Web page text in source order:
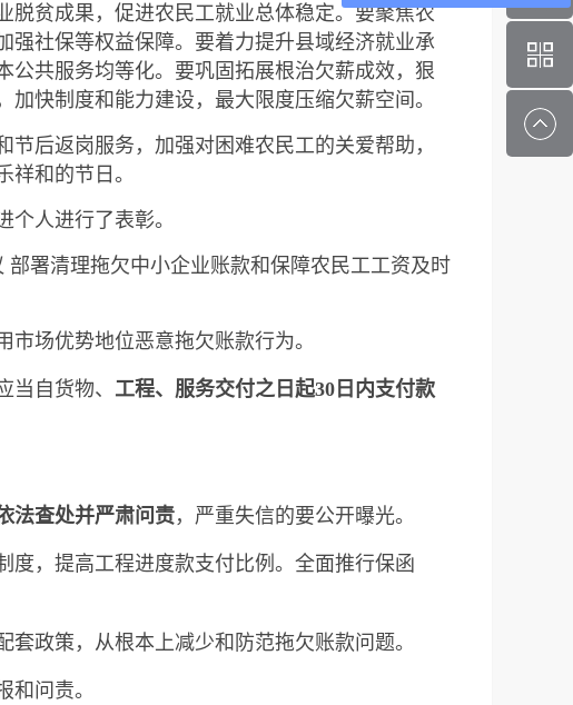
脱贫成果，促进农民工就业总体稳定。要聚焦农
强社保等权益保障。要着力提升县域经济就业承
公共服务均等化。要巩固拓展根治欠薪成效，狠
快制度和能力建设，最大限度压缩欠薪空间。
后返岗服务，加强对困难农民工的关爱帮助，
和的节日。
人进行了表彰。
署清理拖欠中小企业账款和保障农民工工资及时
场优势地位恶意拖欠账款行为。
自货物、 工程、服务交付之日起30日内支付款
法查处并严肃问责，严重失信的要公开曝光。
度，提高工程进度款支付比例。全面推行保函
政策，从根本上减少和防范拖欠账款问题。
问责。